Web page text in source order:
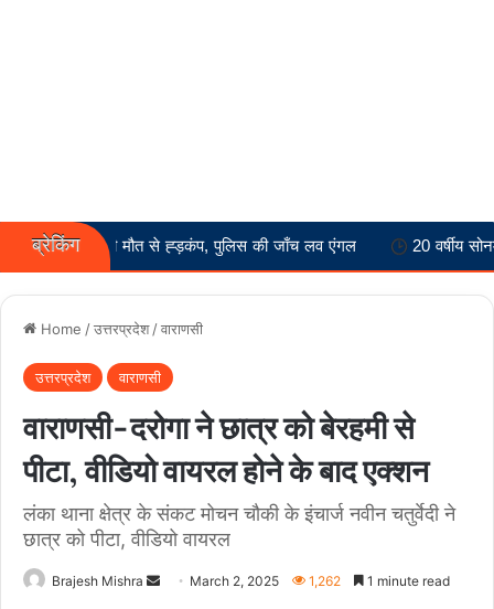
ब्रेकिंग
की मौत से ह्ड़कंप, पुलिस की जाँच लव एंगल 20 वर्षीय सोनम की मौत से
Home /उत्तरप्रदेश /वाराणसी
उत्तरप्रदेश वाराणसी
वाराणसी-दरोगा ने छात्र को बेरहमी से
पीटा, वीडियो वायरल होने के बाद एक्शन
लंका थाना क्षेत्र के संकट मोचन चौकी के इंचार्ज नवीन चतुर्वेदी ने
छात्र को पीटा, वीडियो वायरल
Brajesh Mishra
Send March 2, 2025 1,262 1 minute read